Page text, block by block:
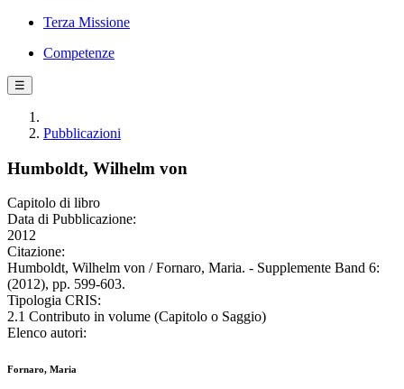
Terza Missione
Competenze
☰
Pubblicazioni
Humboldt, Wilhelm von
Capitolo di libro
Data di Pubblicazione:
2012
Citazione:
Humboldt, Wilhelm von / Fornaro, Maria. - Supplemente Band 6:
(2012), pp. 599-603.
Tipologia CRIS:
2.1 Contributo in volume (Capitolo o Saggio)
Elenco autori:
Fornaro, Maria